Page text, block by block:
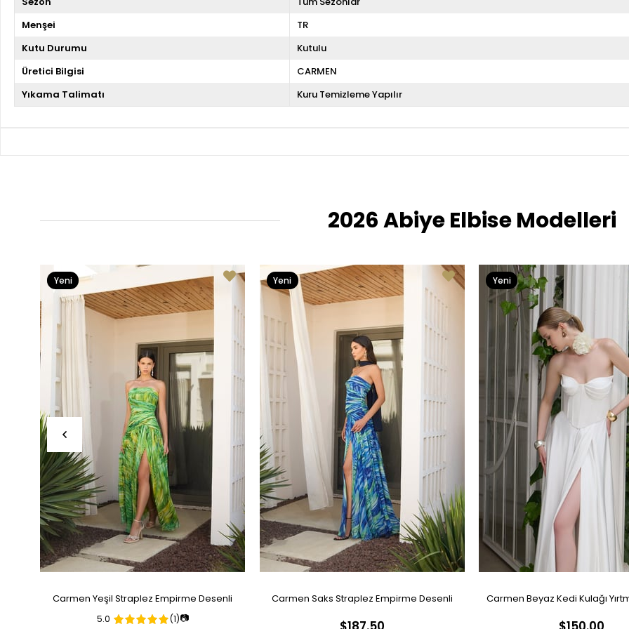
Menşei
TR
Kutu Durumu
Kutulu
Üretici Bilgisi
CARMEN
Yıkama Talimatı
Kuru Temizleme Yapılır
2026 Abiye Elbise Modelleri
Carmen Yeşil Straplez Empirme Desenli
5.0 (1)📷
Yeni
Ürün
Carmen Saks Straplez Empirme Desenli
Yeni
Ürün
Carmen Beyaz Kedi Kulağı
Yeni
Ürün